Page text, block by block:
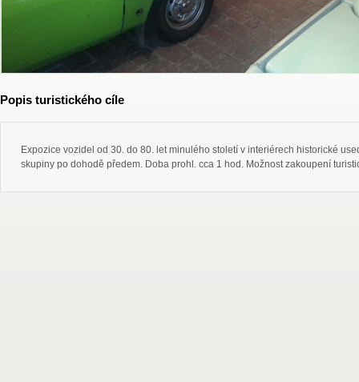
Popis turistického cíle
Expozice vozidel od 30. do 80. let minulého století v interiérech historické
skupiny po dohodě předem. Doba prohl. cca 1 hod. Možnost zakoupení